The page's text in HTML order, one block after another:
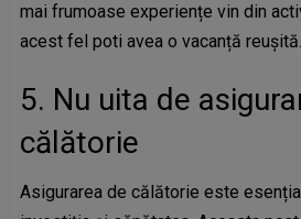
mai frumoase experiențe vin din
acest fel poti avea o vacanță reușită.
5. Nu uita de
călătorie
Asigurarea de călătorie este